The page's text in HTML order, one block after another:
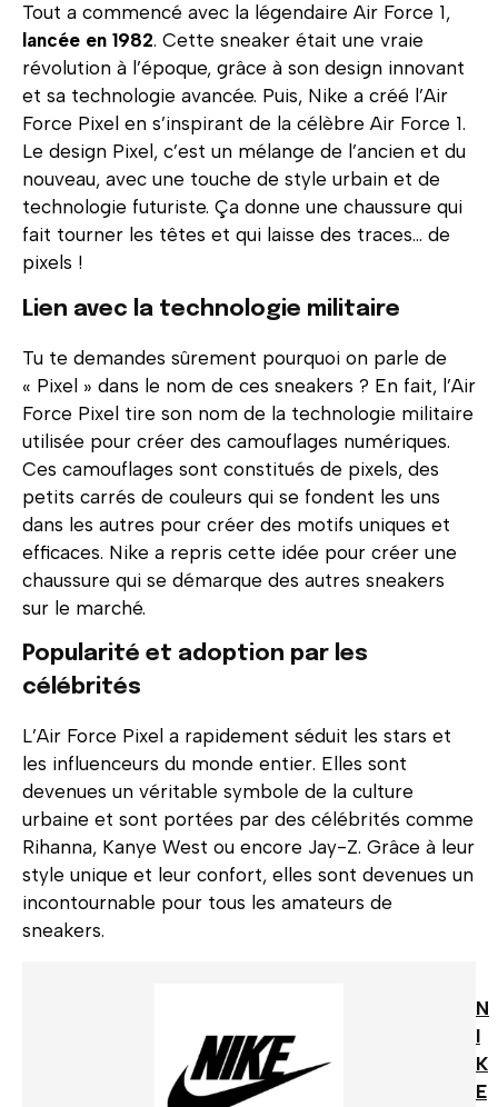
Tout a commencé avec la légendaire Air Force 1,
lancée en 1982. Cette sneaker était une vraie
révolution à l’époque, grâce à son design innovant
et sa technologie avancée. Puis, Nike a créé l’Air
Force Pixel en s’inspirant de la célèbre Air Force 1.
Le design Pixel, c’est un mélange de l’ancien et du
nouveau, avec une touche de style urbain et de
technologie futuriste. Ça donne une chaussure qui
fait tourner les têtes et qui laisse des traces… de
pixels !
Lien avec la technologie militaire
Tu te demandes sûrement pourquoi on parle de
« Pixel » dans le nom de ces sneakers ? En fait, l’Air
Force Pixel tire son nom de la technologie militaire
utilisée pour créer des camouflages numériques.
Ces camouflages sont constitués de pixels, des
petits carrés de couleurs qui se fondent les uns
dans les autres pour créer des motifs uniques et
efficaces. Nike a repris cette idée pour créer une
chaussure qui se démarque des autres sneakers
sur le marché.
Popularité et adoption par les
célébrités
L’Air Force Pixel a rapidement séduit les stars et
les influenceurs du monde entier. Elles sont
devenues un véritable symbole de la culture
urbaine et sont portées par des célébrités comme
Rihanna, Kanye West ou encore Jay-Z. Grâce à leur
style unique et leur confort, elles sont devenues un
incontournable pour tous les amateurs de
sneakers.
N
I
K
E